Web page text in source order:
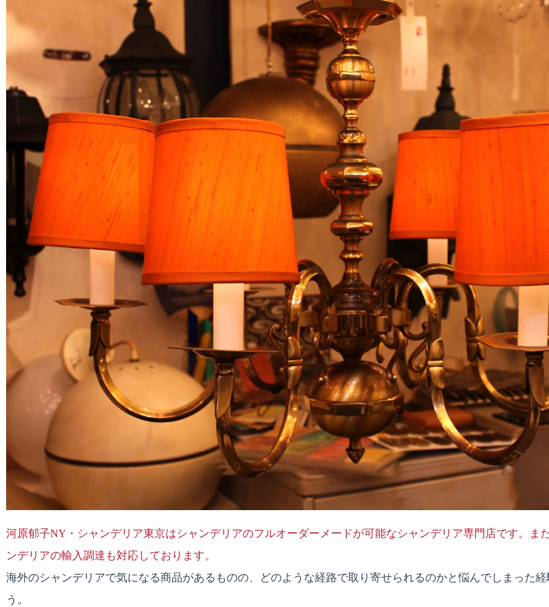
河原郁子NY・シャンデリア東京はシャンデリアのフルオーダーメードが可能なシャンデリア専門店です。ま
ンデリアの輸入調達も対応しております。
海外のシャンデリアで気になる商品があるものの、どのような経路で取り寄せられるのかと悩んでしまった
う。